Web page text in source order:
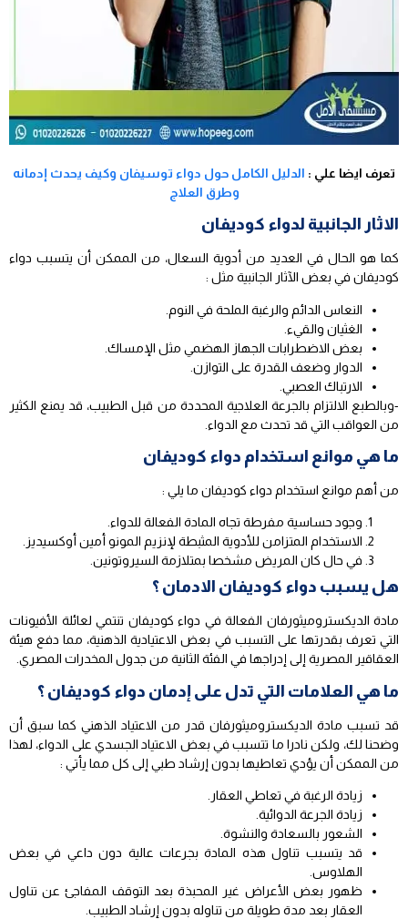
تعرف ايضا علي : الدليل الكامل حول دواء توسيفان وكيف يحدث إدمانه
وطرق العلاج
الاثار الجانبية لدواء كوديفان
كما هو الحال في العديد من أدوية السعال، من الممكن أن يتسبب دواء
كوديفان في بعض الآثار الجانبية مثل :
النعاس الدائم والرغبة الملحة في النوم.
الغثيان والقيء.
بعض الاضطرابات الجهاز الهضمي مثل الإمساك.
الدوار وضعف القدرة على التوازن.
الارتباك العصبي.
-وبالطبع الالتزام بالجرعة العلاجية المحددة من قبل الطبيب، قد يمنع الكثير
من العواقب التي قد تحدث مع الدواء.
ما هي موانع استخدام دواء كوديفان
من أهم موانع استخدام دواء كوديفان ما يلي :
وجود حساسية مفرطة تجاه المادة الفعالة للدواء.
الاستخدام المتزامن للأدوية المثبطة لإنزيم المونو أمين أوكسيديز.
في حال كان المريض مشخصا بمتلازمة السيروتونين.
هل يسبب دواء كوديفان الادمان ؟
مادة الديكستروميثورفان الفعالة في دواء كوديفان تنتمي لعائلة الأفيونات
التي تعرف بقدرتها على التسبب في بعض الاعتيادية الذهنية، مما دفع هيئة
العقاقير المصرية إلى إدراجها في الفئة الثانية من جدول المخدرات المصري.
ما هي العلامات التي تدل على إدمان دواء كوديفان ؟
قد تسبب مادة الديكستروميثورفان قدر من الاعتياد الذهني كما سبق أن
وضحنا لك، ولكن نادرا ما تتسبب في بعض الاعتياد الجسدي على الدواء، لهذا
من الممكن أن يؤدي تعاطيها بدون إرشاد طبي إلى كل مما يأتي :
زيادة الرغبة في تعاطي العقار.
زيادة الجرعة الدوائية.
الشعور بالسعادة والنشوة.
قد يتسبب تناول هذه المادة بجرعات عالية دون داعي في بعض
الهلاوس.
ظهور بعض الأعراض غير المحبذة بعد التوقف المفاجئ عن تناول
العقار بعد مدة طويلة من تناوله بدون إرشاد الطبيب.